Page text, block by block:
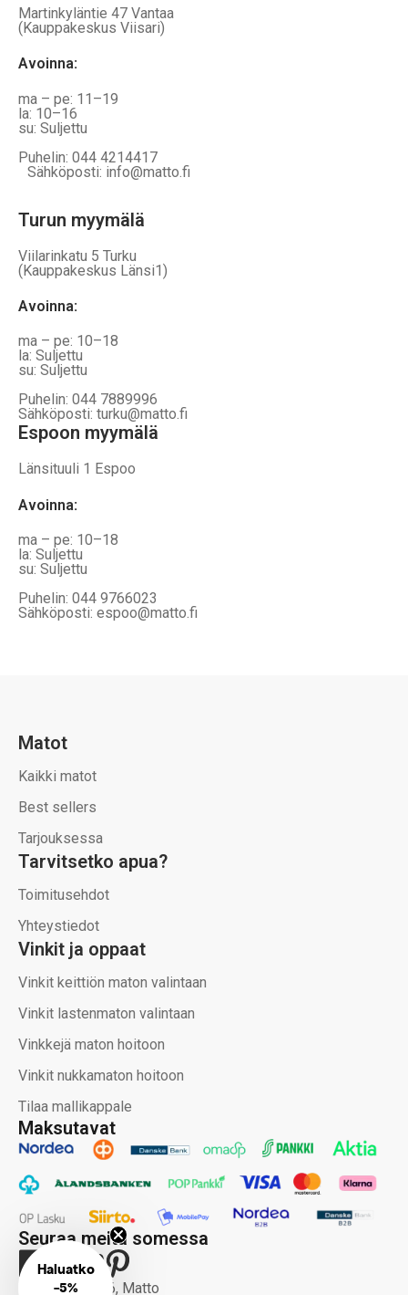
Martinkyläntie 47 Vantaa
(Kauppakeskus Viisari)
Avoinna:
ma – pe: 11–19
la: 10–16
su: Suljettu
Puhelin: 044 4214417
Sähköposti: info@matto.fi
Turun myymälä
Viilarinkatu 5 Turku
(Kauppakeskus Länsi1)
Avoinna:
ma – pe: 10–18
la: Suljettu
su: Suljettu
Puhelin: 044 7889996
Sähköposti: turku@matto.fi
Espoon myymälä
Länsituuli 1 Espoo
Avoinna:
ma – pe: 10–18
la: Suljettu
su: Suljettu
Puhelin: 044 9766023
Sähköposti: espoo@matto.fi
Maksutavat
Seuraa meitä somessa
Copyright 2026, Matto
Matot
Kaikki matot
Best sellers
Tarjouksessa
Tarvitsetko apua?
Toimitusehdot
Yhteystiedot
Vinkit ja oppaat
Vinkit keittiön maton valintaan
Vinkit lastenmaton valintaan
Vinkkejä maton hoitoon
Vinkit nukkamaton hoitoon
Tilaa mallikappale
Haluatko
-5%